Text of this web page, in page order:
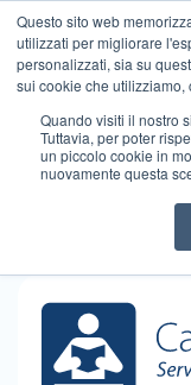
Questo sito web
utilizzati per migliorare
personalizzati, sia su
sui cookie che utilizziamo,
Quando visiti il ​​nostro
Tuttavia, per poter
un piccolo cookie in
nuovamente questa